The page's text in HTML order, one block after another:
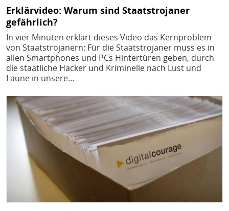
Erklärvideo: Warum sind Staatstrojaner
gefährlich?
In vier Minuten erklärt dieses Video das Kernproblem
von Staatstrojanern: Für die Staatstrojaner muss es in
allen Smartphones und PCs Hintertüren geben, durch
die staatliche Hacker und Kriminelle nach Lust und
Laune in unsere…
Bild